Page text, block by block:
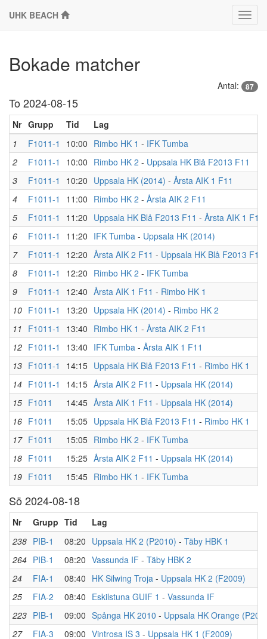
UHK BEACH
Bokade matcher
Antal: 87
To 2024-08-15
Nr Grupp Tid
Lag
1
F1011-1 10:00 Rimbo HK 1 - IFK Tumba
2
F1011-1 10:00 Rimbo HK 2 - Uppsala HK Blå F2013 F11
3
F1011-1 10:20 Uppsala HK (2014) - Årsta AIK 1 F11
4
F1011-1 11:00 Rimbo HK 2 - Årsta AIK 2 F11
5
F1011-1 11:20 Uppsala HK Blå F2013 F11 - Årsta AIK 1 F11
6
F1011-1 11:20 IFK Tumba - Uppsala HK (2014)
7
F1011-1 12:20 Årsta AIK 2 F11 - Uppsala HK Blå F2013 F11
8
F1011-1 12:20 Rimbo HK 2 - IFK Tumba
9
F1011-1 12:40 Årsta AIK 1 F11 - Rimbo HK 1
10 F1011-1 13:20 Uppsala HK (2014) - Rimbo HK 2
11 F1011-1 13:40 Rimbo HK 1 - Årsta AIK 2 F11
12 F1011-1 13:40 IFK Tumba - Årsta AIK 1 F11
13 F1011-1 14:15 Uppsala HK Blå F2013 F11 - Rimbo HK 1
14 F1011-1 14:15 Årsta AIK 2 F11 - Uppsala HK (2014)
15 F1011 14:45 Årsta AIK 1 F11 - Uppsala HK (2014)
16 F1011 15:05 Uppsala HK Blå F2013 F11 - Rimbo HK 1
17 F1011 15:05 Rimbo HK 2 - IFK Tumba
18 F1011 15:25 Årsta AIK 2 F11 - Uppsala HK (2014)
19 F1011 15:45 Rimbo HK 1 - IFK Tumba
Sö 2024-08-18
Nr Grupp Tid
Lag
238 PIB-1 08:20 Uppsala HK 2 (P2010) - Täby HBK 1
264 PIB-1 08:20 Vassunda IF - Täby HBK 2
24
FIA-1 08:40 HK Silwing Troja - Uppsala HK 2 (F2009)
25
FIA-2 08:40 Eskilstuna GUIF 1 - Vassunda IF
223 PIB-1 09:00 Spånga HK 2010 - Uppsala HK Orange
27
FIA-3 09:00 Vintrosa IS 3 - Uppsala HK 1 (F2009)